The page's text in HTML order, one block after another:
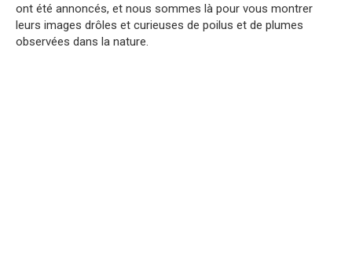
ont été annoncés, et nous sommes là pour vous montrer
leurs images drôles et curieuses de poilus et de plumes
observées dans la nature.